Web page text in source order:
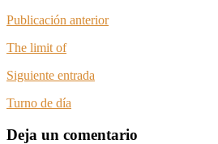
Publicación anterior
The limit of
Siguiente entrada
Turno de día
Deja un comentario